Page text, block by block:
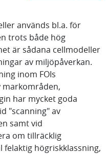
används bl.a. för
trots både hög
är sådana cellmodeller
av miljöpåverkan.
inom FOIs
markområden,
har mycket goda
"scanning" av
samt vid
om tillräcklig
felaktig högriskklassning,